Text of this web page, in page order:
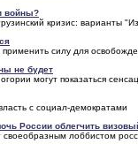
войны?
кризис: варианты
силу для
не будет
могут показаться
с социал-демократами
России облегчить
лоббистом